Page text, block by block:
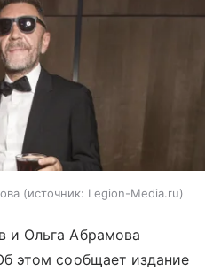
источник: Legion-Media.ru
и Ольга Абрамова
этом сообщает издание